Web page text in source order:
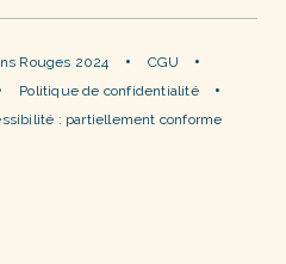
Rouges 2024
CGU
Politique de confidentialité
: partiellement conforme